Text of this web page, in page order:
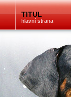
TITUL
hlavní strana